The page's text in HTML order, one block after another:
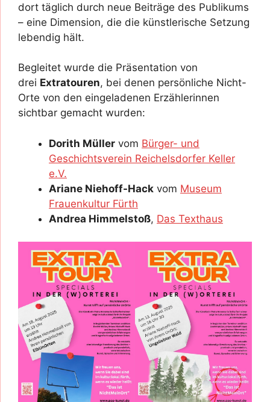
dort täglich durch neue Beiträge des Publikums
– eine Dimension, die die künstlerische Setzung
lebendig hält.
Begleitet wurde die Präsentation von
drei Extratouren, bei denen persönliche Nicht-
Orte von den eingeladenen Erzählerinnen
sichtbar gemacht wurden:
Dorith Müller vom Bürger- und
Geschichtsverein Reichelsdorfer Keller
e.V.
Ariane Niehoff-Hack vom Museum
Frauenkultur Fürth
Andrea Himmelstoß, Das Texthaus